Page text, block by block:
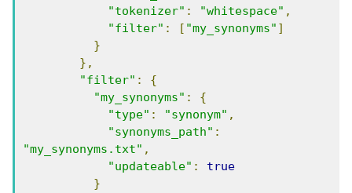
"tokenizer" : "whitespace" ,
"filter" : [ "my_synonyms" ]
}
},
"filter" :
{
"my_synonyms" :
{
"type" : "synonym" ,
"synonyms_path" :
"my_synonyms.txt" ,
"updateable" :
true
}